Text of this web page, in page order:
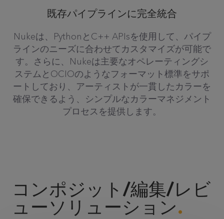
既存パイプラインに完全統合
Nukeは、PythonとC++ APIsを使用して、パイプ
ラインのニーズに合わせてカスタマイズが可能で
す。さらに、Nukeは主要なオペレーティングシ
ステムとOCIOのようなフォーマット標準をサポ
ートしており、アーティストが一貫したカラーを
確保できるよう、シンプルなカラーマネジメント
プロセスを提供します。
コンポジット/編集/レビ
ューソリューション